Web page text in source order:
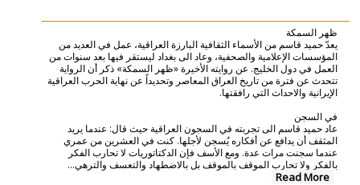
ظهر السمكة
يعدّ حميد قاسم من الأسماء الثقافية البارزة العراقية، عمل في العديد من
المؤسسات الإعلامية والصحفية، وعاد الى بغداد ليستقر فيها بعد سنوات من
العمل في دول الخليج. عن روايته الأخيرة «ظهر السمكة» ذكر أن الرواية
تتحدث عن فترة من تاريخ العراق المعاصر وتحديداً عن نهاية الحرب العراقية
الإيرانية والاحداث التي رافقتها.
في السجن
عاد حميد قاسم الى تجربته في السجون العراقية حيث قال: عندما يريد
المثقف أن يدافع عن أفكاره يُسجن لأجلها. كنت في العشرين من عمري
عندما سجنت مرات عدة. ومع الأسف فإن الدكتاتوريات لا تحارب الفكر
بالفكر ولا تحارب الموقف بالموقف بل بالاضطهاد والتعسف والترهي...
Read More